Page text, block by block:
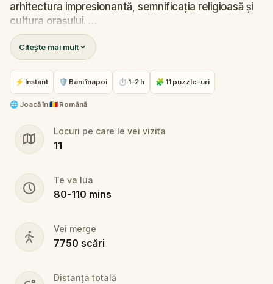
arhitectura impresionantă, semnificația religioasă și
cultura orașului.
Prin provocări și descoperiri, veți învăța despre
istorie, geografie și legătura dintre credință și
comunitate. O aventură spirituală și educativă care
vă va apropia de rădăcinile orașului!
Citește mai mult
⚡ Instant 🛡 Bani înapoi ⏱ 1–2 h 🧩 11 puzzle-uri
🌐 Joacă în🇷🇴 Română
Locuri pe care le vei vizita
11
Te va lua
80-110 mins
Vei merge
7750 scări
Distanța totală